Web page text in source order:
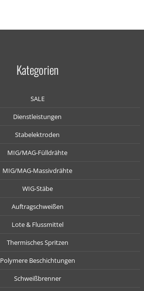
Kategorien
SALE
Dienstleistungen
Stabelektroden
MIG/MAG-Fülldrähte
MIG/MAG-Massivdrähte
WIG-Stäbe
Auftragschweißen
Lote & Flussmittel
Thermisches Spritzen
Polymere Beschichtungen
Schweißbrenner